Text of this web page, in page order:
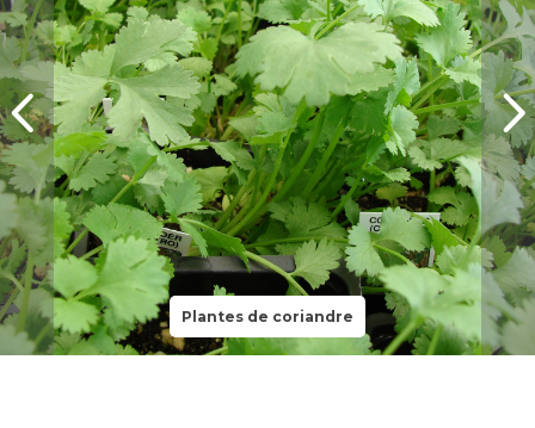
Plantes de coriandre